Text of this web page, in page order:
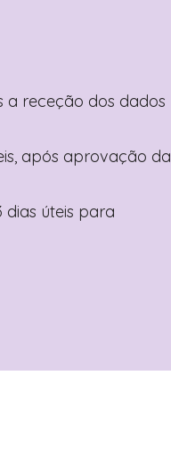
a receção dos dados
após aprovação da
dias úteis para